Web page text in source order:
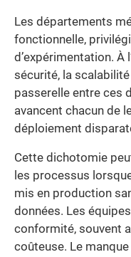
Les départements
fonctionnelle,
d’expérimentation. À
sécurité, la
passerelle entre ces
avancent chacun de
déploiement
Cette dichotomie
les processus
mis en production
données. Les
conformité, souvent
coûteuse. Le